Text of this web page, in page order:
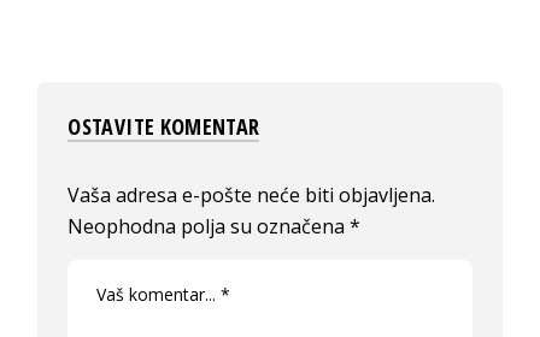
OSTAVITE KOMENTAR
Vaša adresa e-pošte neće biti objavljena.
Neophodna polja su označena*